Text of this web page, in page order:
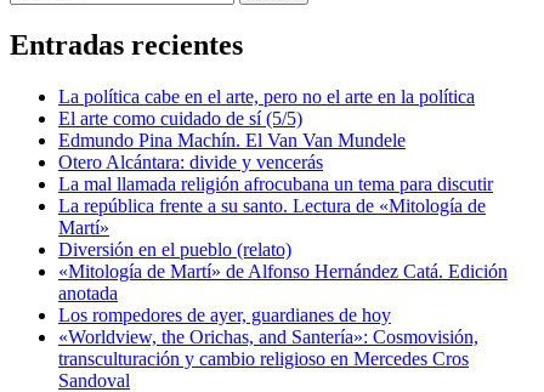
Entradas recientes
La política cabe en el arte, pero no el arte en la política
El arte como cuidado de sí (5/5)
Edmundo Pina Machín. El Van Van Mundele
Otero Alcántara: divide y vencerás
La mal llamada religión afrocubana un tema para discutir
La república frente a su santo. Lectura de «Mitología de
Martí»
Diversión en el pueblo (relato)
«Mitología de Martí» de Alfonso Hernández Catá. Edición
anotada
Los rompedores de ayer, guardianes de hoy
«Worldview, the Orichas, and Santería»: Cosmovisión,
transculturación y cambio religioso en Mercedes Cros
Sandoval